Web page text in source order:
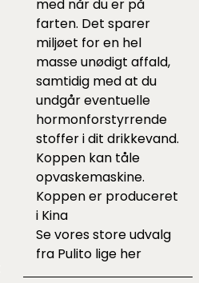
med når du er på
farten. Det sparer
miljøet for en hel
masse unødigt affald,
samtidig med at du
undgår eventuelle
hormonforstyrrende
stoffer i dit drikkevand.
Koppen kan tåle
opvaskemaskine.
Koppen er produceret
i Kina
Se vores store udvalg
fra Pulito lige her